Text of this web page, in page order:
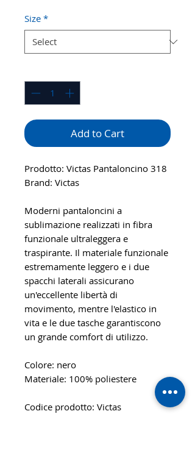
Size *
Add to Cart
Prodotto: Victas Pantaloncino 318
Brand: Victas
Moderni pantaloncini a
sublimazione realizzati in fibra
funzionale ultraleggera e
traspirante. Il materiale funzionale
estremamente leggero e i due
spacchi laterali assicurano
un'eccellente libertà di
movimento, mentre l'elastico in
vita e le due tasche garantiscono
un grande comfort di utilizzo.
Colore: nero
Materiale: 100% poliestere
Codice prodotto: Victas